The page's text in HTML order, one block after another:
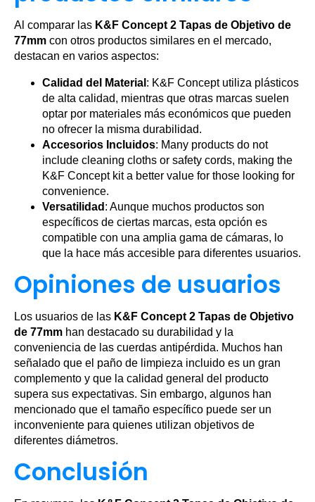
Al comparar las K&F Concept 2 Tapas de Objetivo de
77mm con otros productos similares en el mercado,
destacan en varios aspectos:
Calidad del Material : K&F Concept utiliza plásticos
de alta calidad, mientras que otras marcas suelen
optar por materiales más económicos que pueden
no ofrecer la misma durabilidad.
Accesorios Incluidos: Many products do not
include cleaning cloths or safety cords, making the
K&F Concept kit a better value for those looking for
convenience.
Versatilidad : Aunque muchos productos son
específicos de ciertas marcas, esta opción es
compatible con una amplia gama de cámaras, lo
que la hace más accesible para diferentes usuarios.
Opiniones de usuarios
Los usuarios de las K&F Concept 2 Tapas de Objetivo
de 77mm han destacado su durabilidad y la
conveniencia de las cuerdas antipérdida. Muchos han
señalado que el paño de limpieza incluido es un gran
complemento y que la calidad general del producto
supera sus expectativas. Sin embargo, algunos han
mencionado que el tamaño específico puede ser un
inconveniente para quienes utilizan objetivos de
diferentes diámetros.
Conclusión